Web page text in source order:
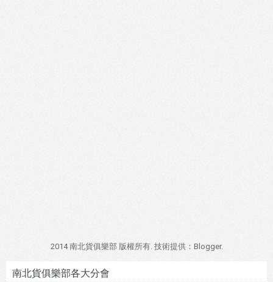
2014 南北貨俱樂部 版權所有. 技術提供： Blogger.
南北貨俱樂部各大分會